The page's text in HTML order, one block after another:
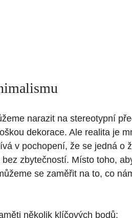
narazit na stereotypní
dekorace. Ale realita je
v pochopení, že se jedná o
zbytečností. Místo toho,
se zaměřit na to, co
několik klíčových bodů: